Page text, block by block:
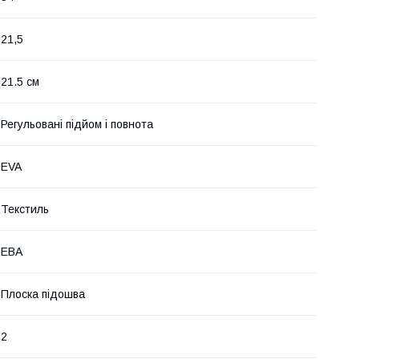
21,5
21.5 см
Регульовані підйом і повнота
EVA
Текстиль
ЕВА
Плоска підошва
2